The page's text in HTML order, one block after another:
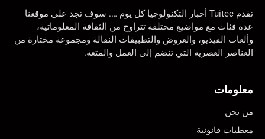
تقدم Tuitec أخبار التكنولوجيا كل يوم …. سوف تجد على موقعنا
عدة فئات مع مواضيع مختلفة تتراوح من الثقافة المعلوماتية،
وألعاب الفيديو، والعروض والتطبيقات النقالة ومجموعة مختارة من
العناصر العصرية التي تنضم إلى العمل والمتعة.
معلومات
من نحن
معطيات قانونية